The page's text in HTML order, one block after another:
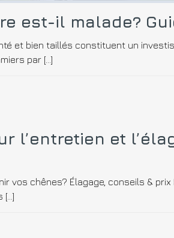
est-il malade?
et bien taillés constituent un
par […]
l’entretien et
vos chênes? Élagage, conseils &
[…]